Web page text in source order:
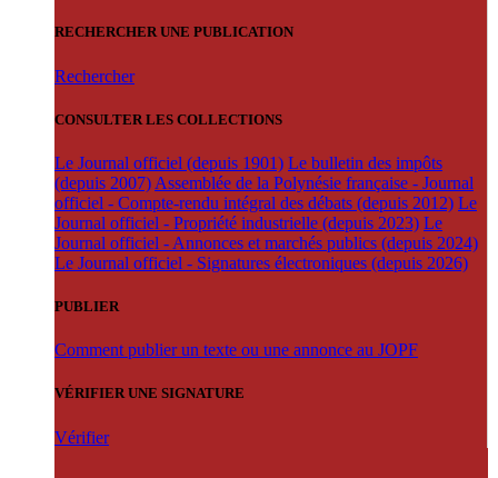
RECHERCHER UNE PUBLICATION
Rechercher
CONSULTER LES COLLECTIONS
Le Journal officiel (depuis 1901) Le bulletin des impôts
(depuis 2007) Assemblée de la Polynésie française - Journal
officiel - Compte-rendu intégral des débats (depuis 2012) Le
Journal officiel - Propriété industrielle (depuis 2023) Le
Journal officiel - Annonces et marchés publics (depuis 2024)
Le Journal officiel - Signatures électroniques (depuis 2026)
PUBLIER
Comment publier un texte ou une annonce au JOPF
VÉRIFIER UNE SIGNATURE
Vérifier